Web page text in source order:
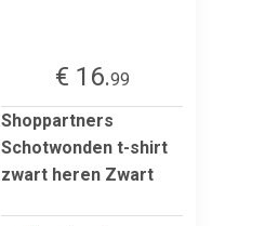
€ 16.99
Shoppartners
Schotwonden t-shirt
zwart heren Zwart